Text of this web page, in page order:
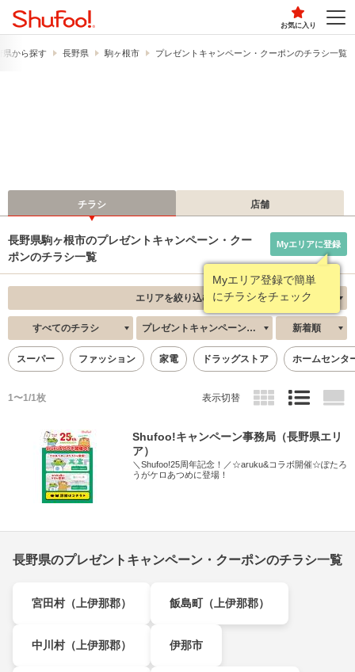
お気に入り
県から探す 長野県 駒ヶ根市 プレゼントキャンペーン・クーポンのチラシ一覧
チラシ 店舗
長野県駒ヶ根市のプレゼントキャンペーン・クー
ポンのチラシ一覧
Myエリア登録で簡単
にチラシをチェック
Myエリアに登録
エリアを絞り込む
すべてのチラシ プレゼントキャンペーン・クーポン 新着順
スーパー ファッション 家電 ドラッグストア ホームセンタ
1〜1/1枚 表示切替
Shufoo!キャンペーン事務局（長野県エリ
ア）
＼Shufoo!25周年記念！／☆aruku&コラボ開催☆ぽたろ
うがケロあつめに登場！
長野県のプレゼントキャンペーン・クーポンのチラシ一覧
宮田村（上伊那郡） 飯島町（上伊那郡）
中川村（上伊那郡） 伊那市